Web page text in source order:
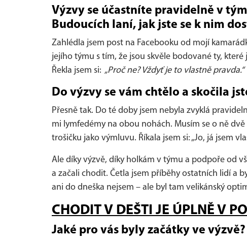
Výzvy se účastníte pravidelně v
Budoucích laní, jak jste se k nim
Zahlédla jsem post na Facebooku od mojí
jejího týmu s tím, že jsou skvěle bodované ty,
Řekla jsem si: „Proč ne? Vždyť je to vlastně pravda.“
Do výzvy se vám chtělo a skočila
Přesně tak. Do té doby jsem nebyla zvyklá
mi lymfedémy na obou nohách. Musím se o ně
trošičku jako výmluvu. Říkala jsem si: „Jo, já jsem
Ale díky výzvě, díky holkám v týmu a podpoře od
a začali chodit. Četla jsem příběhy ostatních lidí a
ani do dneška nejsem – ale byl tam velikánský
CHODIT V DEŠTI JE ÚPLNĚ V
Jaké pro vás byly začátky ve výzvě?